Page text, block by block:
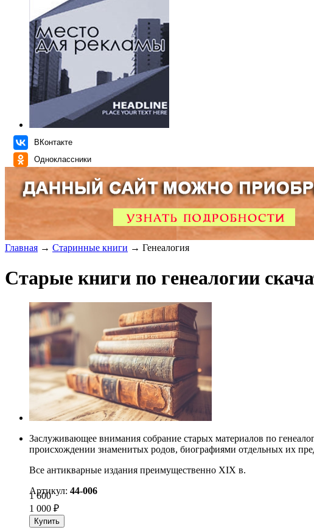
ВКонтакте
Одноклассники
Главная → Старинные книги → Генеалогия
Старые книги по генеалогии
Заслуживающее внимания собрание старых материалов по
происхождении знаменитых родов, биографиями отдельных их
Все антикварные издания преимущественно XIX в.
Артикул: 44-006
1 600
1 000 ₽
Купить